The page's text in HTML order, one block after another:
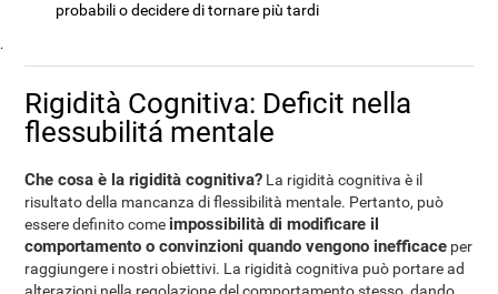
probabili o decidere di tornare più tardi
.
Rigidità Cognitiva: Deficit nella
flessubilitá mentale
Che cosa è la rigidità cognitiva? La rigidità cognitiva è il
risultato della mancanza di flessibilità mentale. Pertanto, può
essere definito come impossibilità di modificare il
comportamento o convinzioni quando vengono inefficace per
raggiungere i nostri obiettivi. La rigidità cognitiva può portare ad